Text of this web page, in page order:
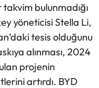
bulunmadığı
yöneticisi Stella Li,
tesis olduğunu
alınması, 2024
projenin
artırdı. BYD